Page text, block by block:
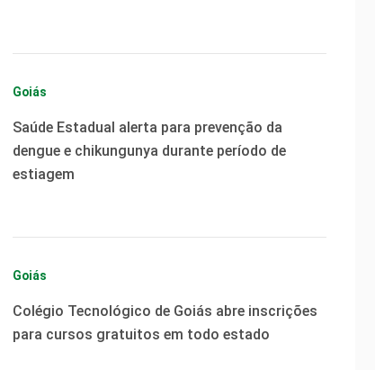
Goiás
Saúde Estadual alerta para prevenção da
dengue e chikungunya durante período de
estiagem
Goiás
Colégio Tecnológico de Goiás abre inscrições
para cursos gratuitos em todo estado